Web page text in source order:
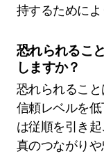
持するためによ
恐れられるこ
しますか？
恐れられるこ
信頼レベルを
は従順を引き
真のつながり